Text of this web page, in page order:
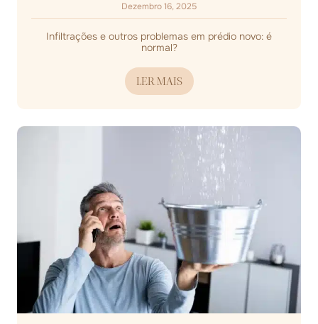
Dezembro 16, 2025
Infiltrações e outros problemas em prédio novo: é
normal?
LER MAIS